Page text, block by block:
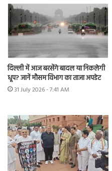
दिल्ली में आज बरसेंगे बादल या निकलेगी
धूप? जानें मौसम विभाग का ताजा अपडेट
31 July 2026 - 7:41 AM